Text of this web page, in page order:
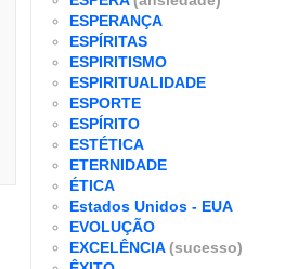
ESPERANÇA
ESPÍRITAS
ESPIRITISMO
ESPIRITUALIDADE
ESPORTE
ESPÍRITO
ESTÉTICA
ETERNIDADE
ÉTICA
Estados Unidos - EUA
EVOLUÇÃO
EXCELÊNCIA(sucesso)